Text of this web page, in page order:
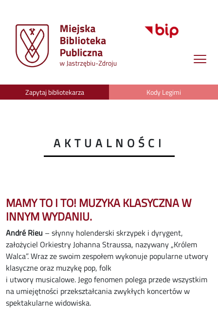
Zapytaj bibliotekarza Kody Legimi
AKTUALNOŚCI
MAMY TO I TO! MUZYKA KLASYCZNA W
INNYM WYDANIU.
André Rieu – słynny holenderski skrzypek i dyrygent,
założyciel Orkiestry Johanna Straussa, nazywany „Królem
Walca”. Wraz ze swoim zespołem wykonuje popularne utwory
klasyczne oraz muzykę pop, folk
i utwory musicalowe. Jego fenomen polega przede wszystkim
na umiejętności przekształcania zwykłych koncertów w
spektakularne widowiska.